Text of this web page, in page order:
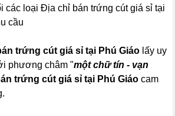
các loại Địa chỉ bán trứng cút giá sỉ tại
cầu
trứng cút giá sỉ tại Phú Giáo lấy uy
phương châm "một chữ tín - vạn
trứng cút giá sỉ tại Phú Giáo cam